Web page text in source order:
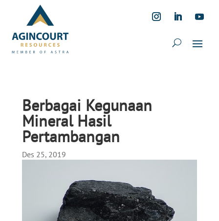
Berbagai Kegunaan
Mineral Hasil
Pertambangan
Des 25, 2019